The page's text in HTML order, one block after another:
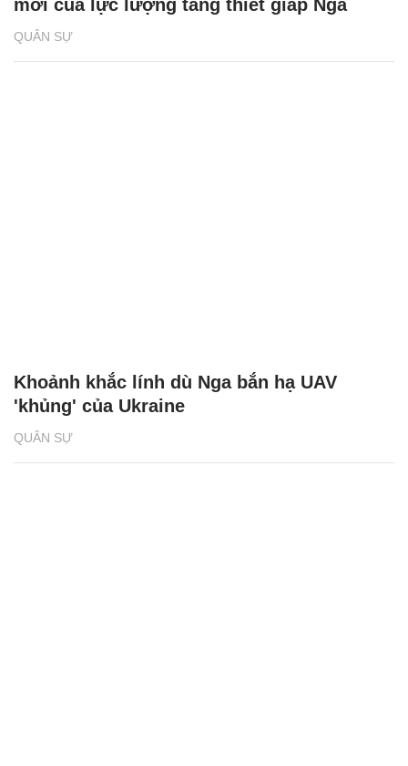
QUÂN SỰ
mới của lực lượng tăng thiết giáp Nga
QUÂN SỰ
Khoảnh khắc lính dù Nga bắn hạ UAV
'khủng' của Ukraine